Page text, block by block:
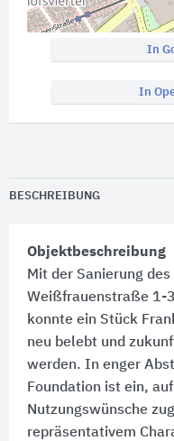
In
In
BESCHREIBUNG
Objektbeschreibung
Mit der Sanierung
Weißfrauenstraße 1-
konnte ein Stück
neu belebt und
werden. In enger
Foundation ist ein,
Nutzungswünsche
repräsentativem